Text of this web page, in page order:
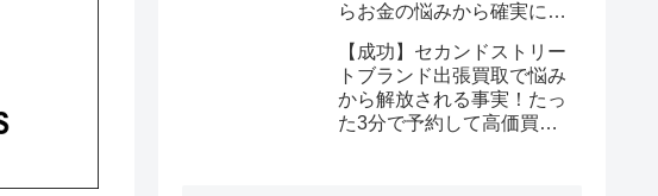
らお金の悩みから確実に解
【成功】セカンドストリー
トブランド出張買取で悩み
から解放される事実！たっ
た3分で予約して高価買取